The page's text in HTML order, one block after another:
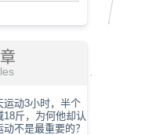
运动3小时，半个
18斤，为何他却认
动不是最重要的？